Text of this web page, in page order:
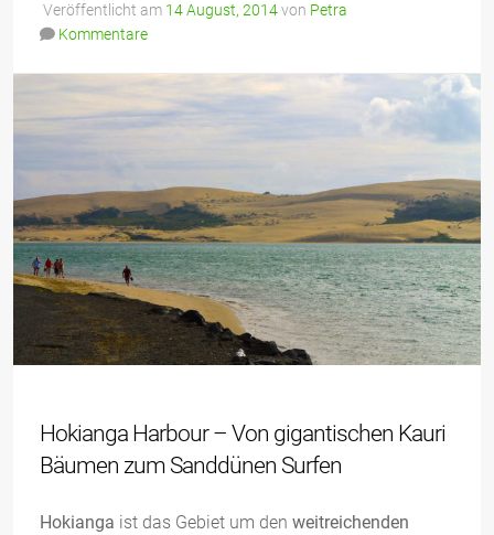
Veröffentlicht am 14 August, 2014von Petra
Kommentare
Hokianga Harbour – Von gigantischen Kauri
Bäumen zum Sanddünen Surfen
Hokianga ist das Gebiet um den weitreichenden